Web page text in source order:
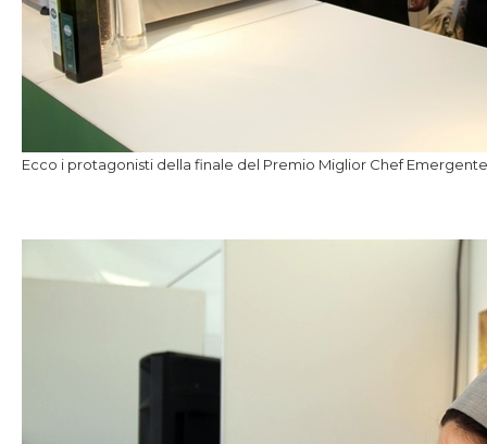
Ecco i protagonisti della finale del Premio Miglior Chef